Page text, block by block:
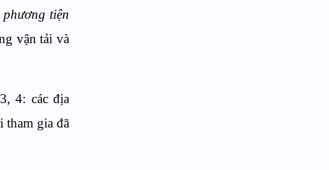
tiện
vận tải và
4: các địa
tham gia đã